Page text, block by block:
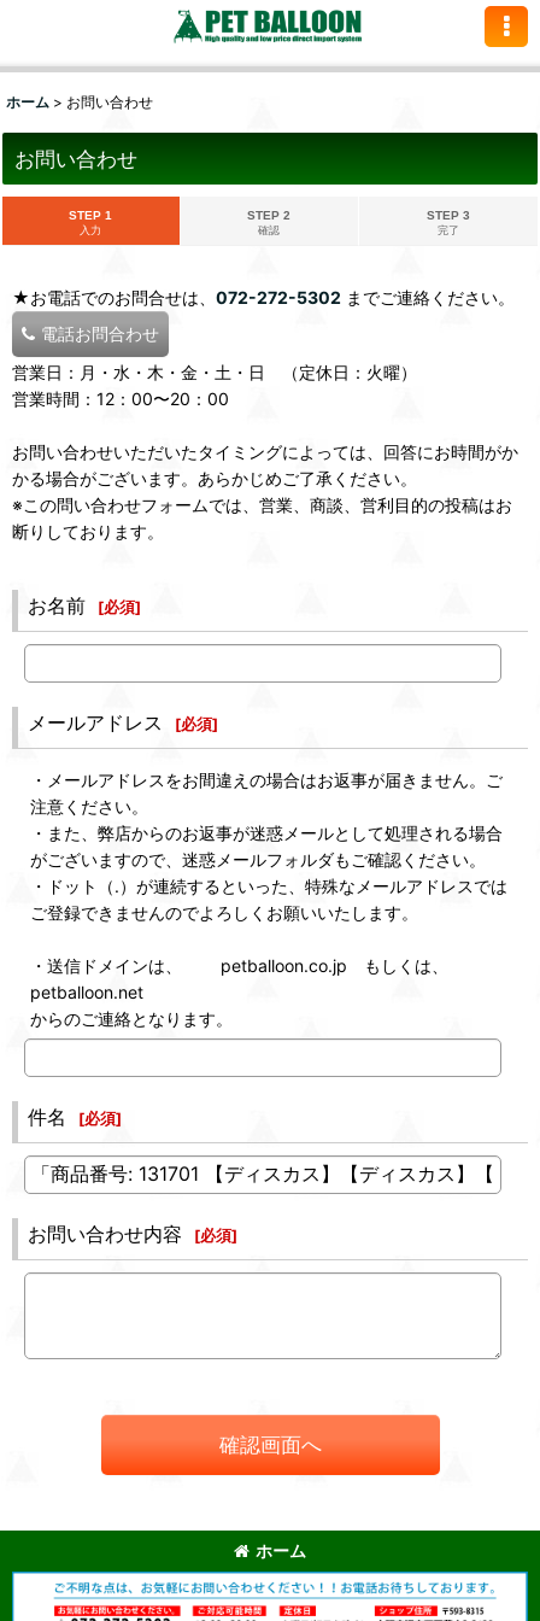
ホーム > お問い合わせ
お問い合わせ
STEP 1
入力
STEP 2
確認
STEP 3
完了
★お電話でのお問合せは、 072-272-5302 までご連絡ください。
電話お問合わせ
営業日：月・水・木・金・土・日 （定休日：火曜）
営業時間：12：00〜20：00
お問い合わせいただいたタイミングによっては、回答にお時間がか
かる場合がございます。あらかじめご了承ください。
※この問い合わせフォームでは、営業、商談、営利目的の投稿はお
断りしております。
お名前 [必須]
メールアドレス [必須]
・メールアドレスをお間違えの場合はお返事が届きません。ご
注意ください。
・また、弊店からのお返事が迷惑メールとして処理される場合
がございますので、迷惑メールフォルダもご確認ください。
・ドット（.）が連続するといった、特殊なメールアドレスでは
ご登録できませんのでよろしくお願いいたします。
・送信ドメインは、 petballoon.co.jp もしくは、
petballoon.net
からのご連絡となります。
件名 [必須]
お問い合わせ内容 [必須]
確認画面へ
ホーム